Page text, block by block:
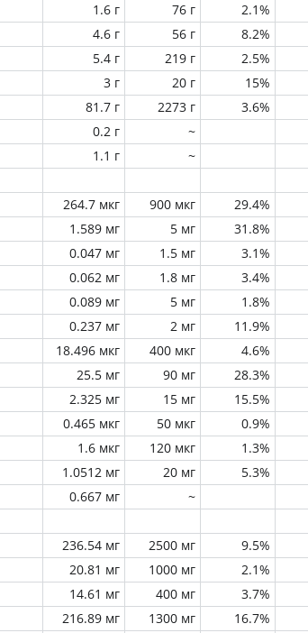
1.6 г 76 г 2.1%
4.6 г 56 г 8.2%
5.4 г 219 г 2.5%
3 г 20 г 15%
81.7 г 2273 г 3.6%
0.2 г
~
1.1 г ~
264.7 мкг 900 мкг 29.4%
1.589 мг 5 мг 31.8%
0.047 мг 1.5 мг 3.1%
0.062 мг 1.8 мг 3.4%
0.089 мг 5 мг 1.8%
0.237 мг 2 мг 11.9%
18.496 мкг 400 мкг 4.6%
25.5 мг 90 мг 28.3%
2.325 мг 15 мг 15.5%
0.465 мкг 50 мкг 0.9%
1.6 мкг 120 мкг 1.3%
1.0512 мг 20 мг 5.3%
0.667 мг ~
236.54 мг 2500 мг 9.5%
20.81 мг 1000 мг 2.1%
14.61 мг 400 мг 3.7%
216.89 мг 1300 мг 16.7%